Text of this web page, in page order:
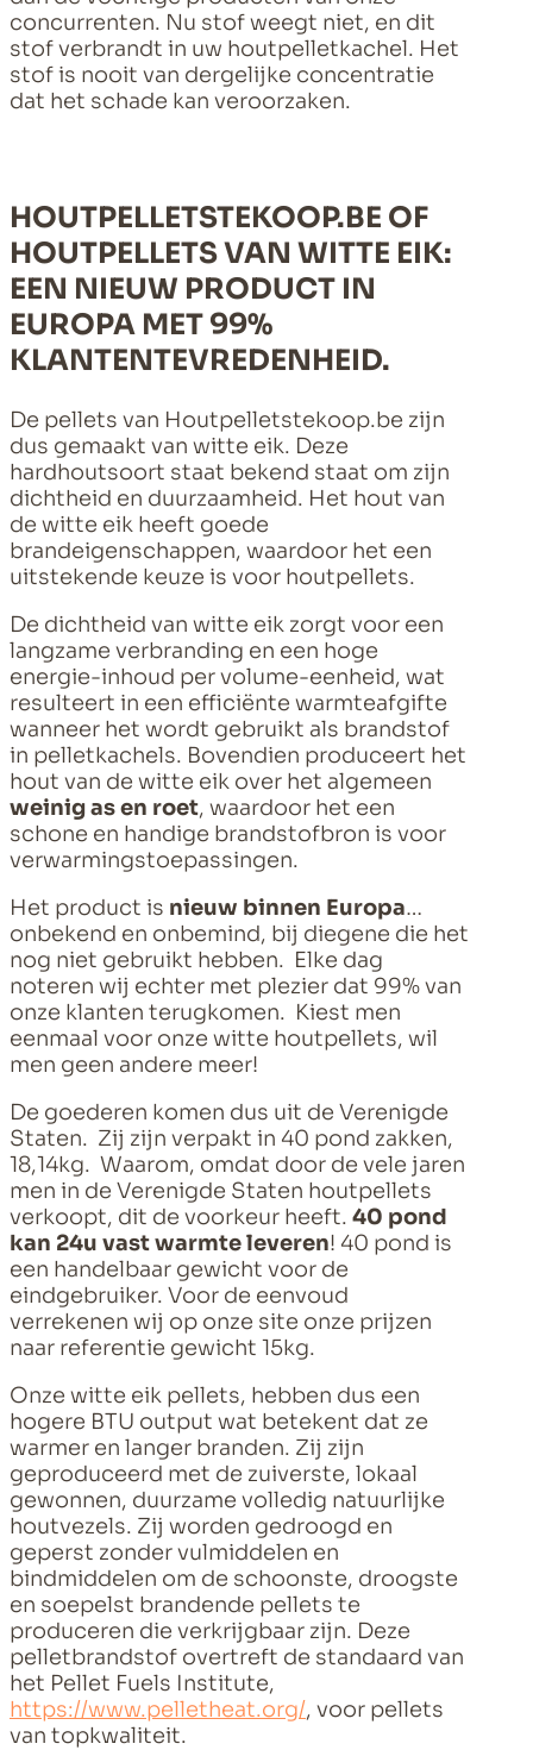
concurrenten. Nu stof weegt niet, en dit
stof verbrandt in uw houtpelletkachel. Het
stof is nooit van dergelijke concentratie
dat het schade kan veroorzaken.
HOUTPELLETSTEKOOP.BE OF
HOUTPELLETS VAN WITTE EIK:
EEN NIEUW PRODUCT IN
EUROPA MET 99%
KLANTENTEVREDENHEID.
De pellets van Houtpelletstekoop.be zijn
dus gemaakt van witte eik. Deze
hardhoutsoort staat bekend staat om zijn
dichtheid en duurzaamheid. Het hout van
de witte eik heeft goede
brandeigenschappen, waardoor het een
uitstekende keuze is voor houtpellets.
De dichtheid van witte eik zorgt voor een
langzame verbranding en een hoge
energie-inhoud per volume-eenheid, wat
resulteert in een efficiënte warmteafgifte
wanneer het wordt gebruikt als brandstof
in pelletkachels. Bovendien produceert het
hout van de witte eik over het algemeen
weinig as en roet, waardoor het een
schone en handige brandstofbron is voor
verwarmingstoepassingen.
Het product is nieuw binnen Europa…
onbekend en onbemind, bij diegene die het
nog niet gebruikt hebben. Elke dag
noteren wij echter met plezier dat 99% van
onze klanten terugkomen. Kiest men
eenmaal voor onze witte houtpellets, wil
men geen andere meer!
De goederen komen dus uit de Verenigde
Staten. Zij zijn verpakt in 40 pond zakken,
18,14kg. Waarom, omdat door de vele jaren
men in de Verenigde Staten houtpellets
verkoopt, dit de voorkeur heeft. 40 pond
kan 24u vast warmte leveren! 40 pond is
een handelbaar gewicht voor de
eindgebruiker. Voor de eenvoud
verrekenen wij op onze site onze prijzen
naar referentie gewicht 15kg.
Onze witte eik pellets, hebben dus een
hogere BTU output wat betekent dat ze
warmer en langer branden. Zij zijn
geproduceerd met de zuiverste, lokaal
gewonnen, duurzame volledig natuurlijke
houtvezels. Zij worden gedroogd en
geperst zonder vulmiddelen en
bindmiddelen om de schoonste, droogste
en soepelst brandende pellets te
produceren die verkrijgbaar zijn. Deze
pelletbrandstof overtreft de standaard van
het Pellet Fuels Institute,
https://www.pelletheat.org/, voor pellets
van topkwaliteit.